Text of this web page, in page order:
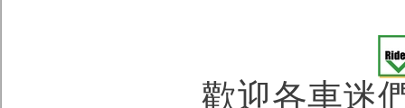
歡迎各車迷